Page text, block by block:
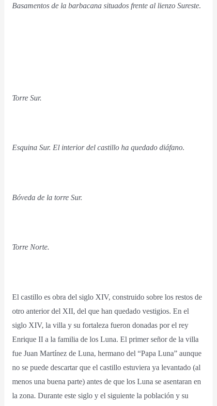
Basamentos de la barbacana situados frente al lienzo Sureste.
Torre Sur.
Esquina Sur. El interior del castillo ha quedado diáfano.
Bóveda de la torre Sur.
Torre Norte.
El castillo es obra del siglo XIV, construido sobre los restos de
otro anterior del XII, del que han quedado vestigios. En el
siglo XIV, la villa y su fortaleza fueron donadas por el rey
Enrique II a la familia de los Luna. El primer señor de la villa
fue Juan Martínez de Luna, hermano del “Papa Luna” aunque
no se puede descartar que el castillo estuviera ya levantado (al
menos una buena parte) antes de que los Luna se asentaran en
la zona. Durante este siglo y el siguiente la población y su